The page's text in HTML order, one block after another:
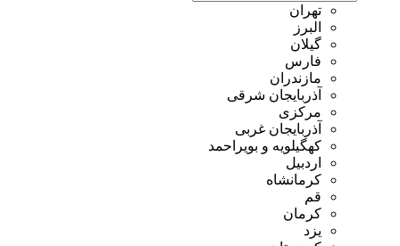
تهران
البرز
گیلان
فارس
مازندران
آذربایجان شرقی
مرکزی
آذربایجان غربی
کهگیلویه و بویراحمد
اردبیل
کرمانشاه
قم
کرمان
یزد